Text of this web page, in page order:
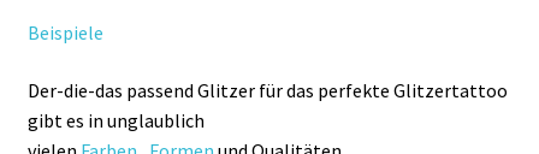
Beispiele
Der-die-das passend Glitzer für das perfekte Glitzertattoo
gibt es in unglaublich